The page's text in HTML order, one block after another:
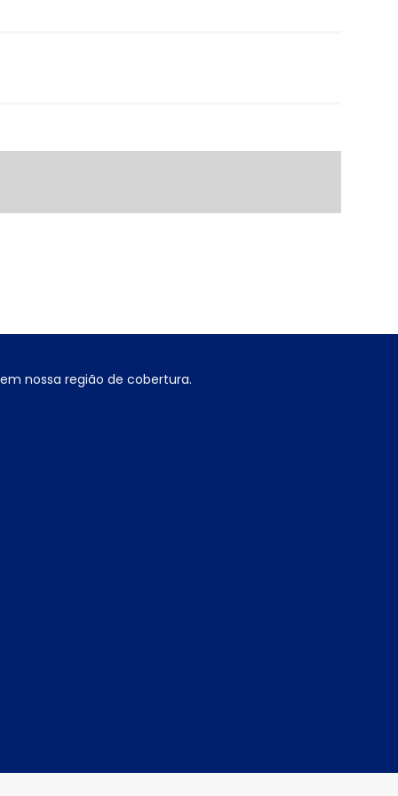
nossa região de cobertura.